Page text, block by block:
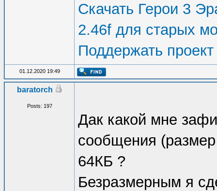
Скачать Герои 3
2.46f для старых
Поддержать проект
01.12.2020 19:49
baratorch
Posts: 197
Дак какой мне
сообщения
64КБ ?
Безразмерным я